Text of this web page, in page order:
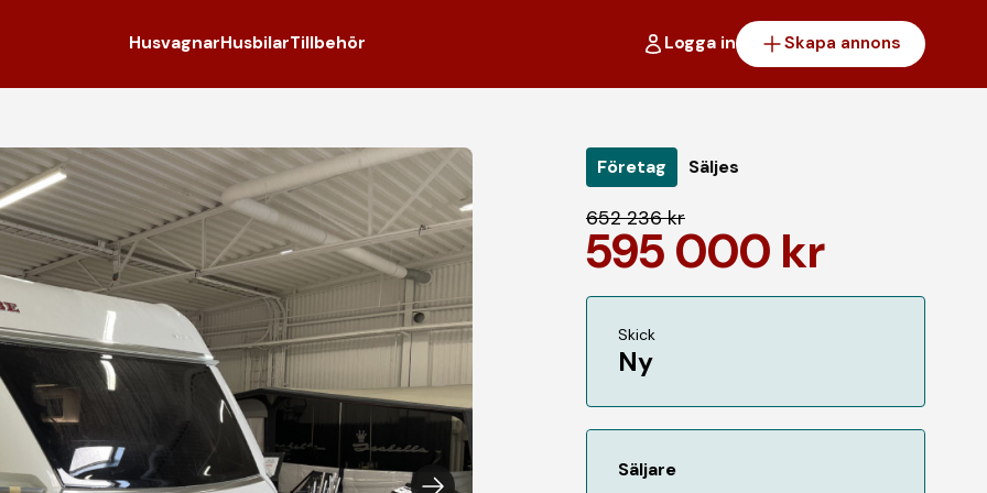
HusvagnarHusbilarTillbehör Logga in Skapa annons
Företag Säljes
652 236 kr
595 000 kr
Skick
Ny
Säljare